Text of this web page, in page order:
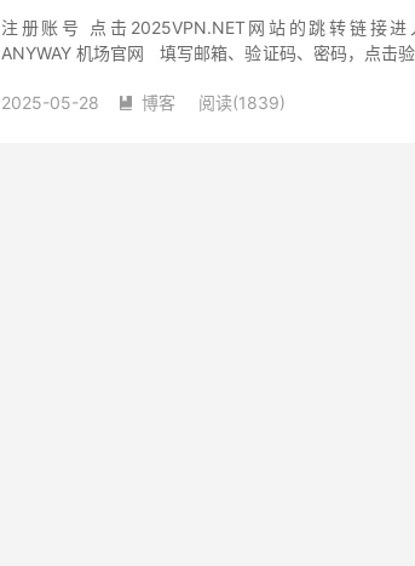
注册账号 点击2025VPN.NET网站的跳转链接进
ANYWAY 机场官网 填写邮箱、验证码、密码，点击
2025-05-28  博客 阅读(1839)